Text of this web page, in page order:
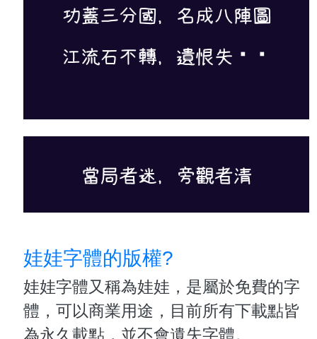
娃娃字體的版權?
娃娃字體又稱為娃娃，是屬於免費的字
體，可以商業用途，目前所有下載點皆
為永久載點，並不會遺失字體。